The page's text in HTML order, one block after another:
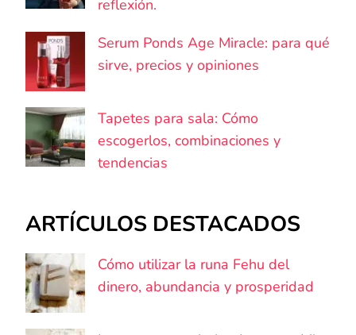
reflexión.
Serum Ponds Age Miracle: para qué
sirve, precios y opiniones
Tapetes para sala: Cómo
escogerlos, combinaciones y
tendencias
ARTÍCULOS DESTACADOS
Cómo utilizar la runa Fehu del
dinero, abundancia y prosperidad